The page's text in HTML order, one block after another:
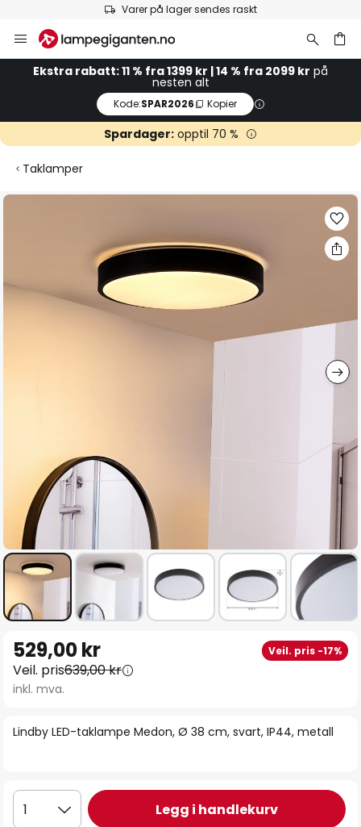
Varer på lager sendes raskt
Hopp
til
innhold
Ekstra rabatt: 11 % fra 1399 kr | 14 % fra 2099 kr på
nesten alt
Kode:SPAR2026 Kopier
Spardager: opptil 70 %
Taklamper
Gå
bildegalleri
begynnelsen
av
Lindby LED-taklampe Medon, Ø 38 cm, svart, IP44, metall
529,00 kr Veil. pris -17%
Veil. pris639,00 kr
inkl. mva.
1 Legg i handlekurv